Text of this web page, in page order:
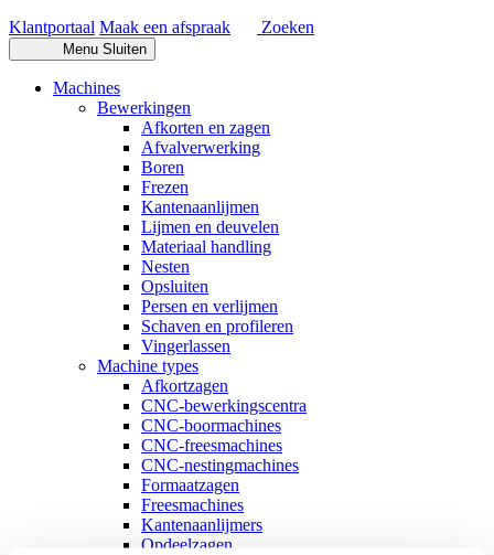
Klantportaal Maak een afspraak Zoeken
Menu Sluiten
Machines
Bewerkingen
Afkorten en zagen
Afvalverwerking
Boren
Frezen
Kantenaanlijmen
Lijmen en deuvelen
Materiaal handling
Nesten
Opsluiten
Persen en verlijmen
Schaven en profileren
Vingerlassen
Machine types
Afkortzagen
CNC-bewerkingscentra
CNC-boormachines
CNC-freesmachines
CNC-nestingmachines
Formaatzagen
Freesmachines
Kantenaanlijmers
Opdeelzagen